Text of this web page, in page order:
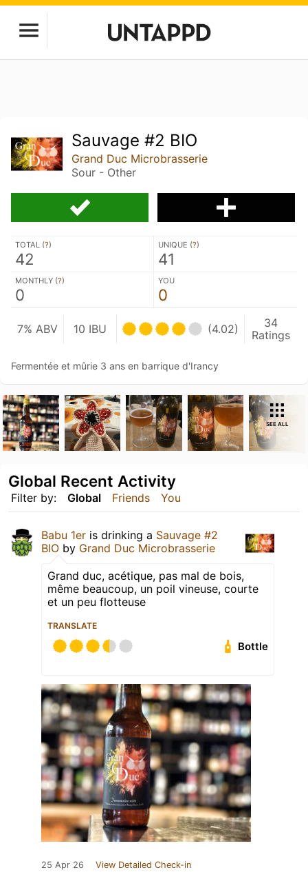
Sauvage #2 BIO
Grand Duc Microbrasserie
Sour - Other
TOTAL (?)
42
UNIQUE (?)
41
MONTHLY (?)
0
YOU
0
7% ABV 10 IBU (4.02)
34
Ratings
Fermentée et mûrie 3 ans en barrique d'Irancy
SEE ALL
Filter by: Global Friends You
Global Recent Activity
Babu 1er is drinking a Sauvage #2
BIO by Grand Duc Microbrasserie
Grand duc, acétique, pas mal de bois,
même beaucoup, un poil vineuse, courte
et un peu flotteuse
TRANSLATE
Bottle
25 Apr 26 View Detailed Check-in